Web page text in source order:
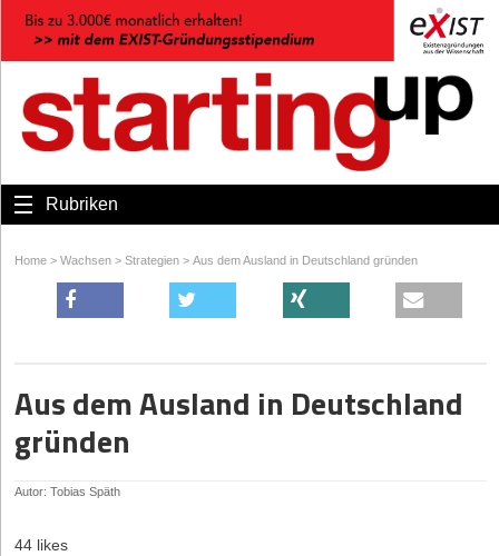
Rubriken
Home > Wachsen > Strategien > Aus dem Ausland in Deutschland gründen
Aus dem Ausland in Deutschland
gründen
Autor: Tobias Späth
44 likes